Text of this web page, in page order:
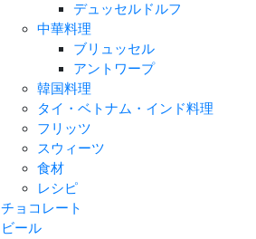
デュッセルドルフ
中華料理
ブリュッセル
アントワープ
韓国料理
タイ・ベトナム・インド料理
フリッツ
スウィーツ
食材
レシピ
チョコレート
ビール